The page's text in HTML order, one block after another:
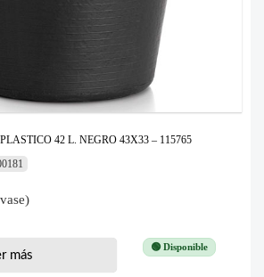
42 L. NEGRO 43X33 – 115765
🟢 Disponible
más